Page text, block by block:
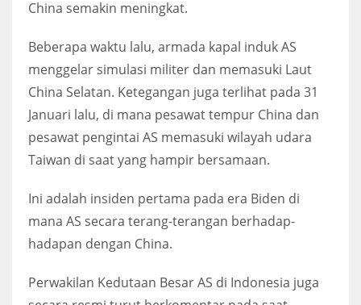
China semakin meningkat.
Beberapa waktu lalu, armada kapal induk AS
menggelar simulasi militer dan memasuki Laut
China Selatan. Ketegangan juga terlihat pada 31
Januari lalu, di mana pesawat tempur China dan
pesawat pengintai AS memasuki wilayah udara
Taiwan di saat yang hampir bersamaan.
Ini adalah insiden pertama pada era Biden di
mana AS secara terang-terangan berhadap-
hadapan dengan China.
Perwakilan Kedutaan Besar AS di Indonesia juga